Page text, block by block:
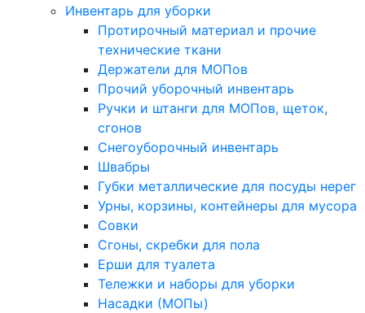
Инвентарь для уборки
Протирочный материал и прочие
технические ткани
Держатели для МОПов
Прочий уборочный инвентарь
Ручки и штанги для МОПов, щеток,
сгонов
Снегоуборочный инвентарь
Швабры
Губки металлические для посуды нерег
Урны, корзины, контейнеры для мусора
Совки
Сгоны, скребки для пола
Ерши для туалета
Тележки и наборы для уборки
Насадки (МОПы)